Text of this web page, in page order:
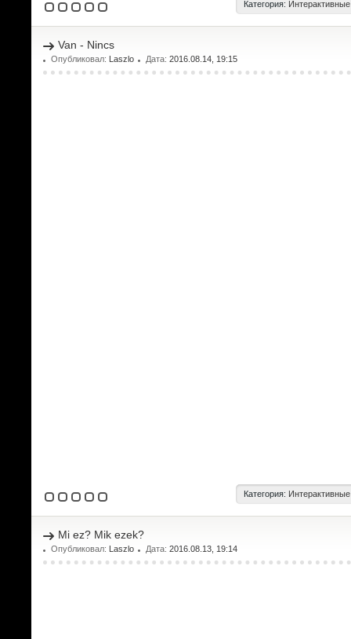
Категория:
Van - Nincs
Опубликовал: Laszlo Дата: 2016.08.14, 19:15
Категория:
Mi ez? Mik ezek?
Опубликовал: Laszlo Дата: 2016.08.13, 19:14